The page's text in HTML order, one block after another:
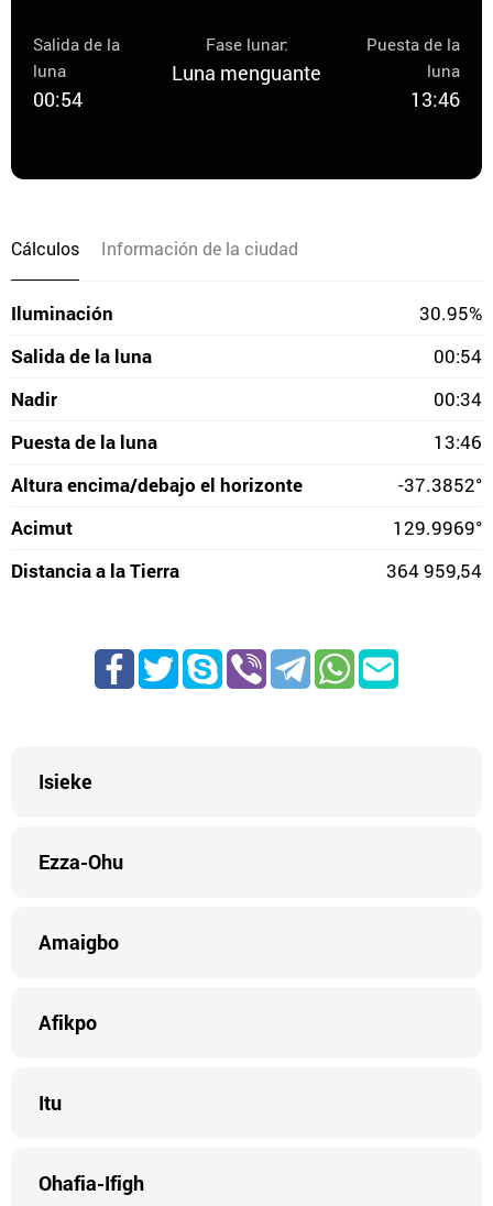
Salida de la
luna
00:54
Fase lunar:
Luna menguante
Puesta de la
luna
13:46
Cálculos Información de la ciudad
Iluminación
30.95%
Salida de la luna
00:54
Nadir
00:34
Puesta de la luna
13:46
Altura encima/debajo el horizonte
-37.3852°
Acimut
129.9969°
Distancia a la Tierra
364 959,54
Isieke
Ezza-Ohu
Amaigbo
Afikpo
Itu
Ohafia-Ifigh